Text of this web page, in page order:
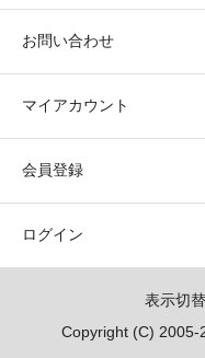
お問い合わせ
マイアカウント
会員登録
ログイン
表示切
Copyright (C) 2005-